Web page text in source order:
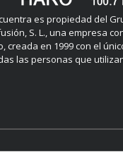
es propiedad del
S. L., una empresa
creada en 1999 con el
las personas que